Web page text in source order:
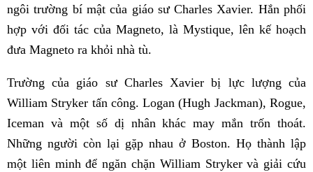
ngôi trường bí mật của giáo sư Charles Xavier. Hắn phối
hợp với đối tác của Magneto, là Mystique, lên kế hoạch
đưa Magneto ra khỏi nhà tù.
Trường của giáo sư Charles Xavier bị lực lượng của
William Stryker tấn công. Logan (Hugh Jackman), Rogue,
Iceman và một số dị nhân khác may mắn trốn thoát.
Những người còn lại gặp nhau ở Boston. Họ thành lập
một liên minh để ngăn chặn William Stryker và giải cứu